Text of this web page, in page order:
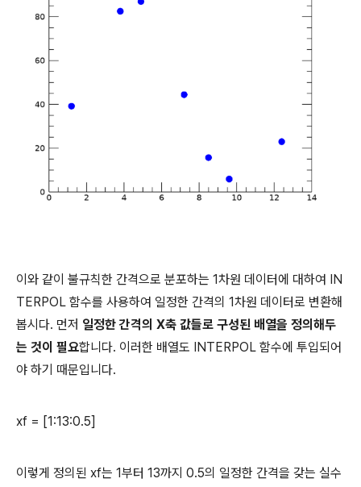
이와 같이 불규칙한 간격으로 분포하는 1차원 데이터에 대하여 IN
TERPOL 함수를 사용하여 일정한 간격의 1차원 데이터로 변환해
봅시다. 먼저 일정한 간격의 X축 값들로 구성된 배열을 정의해두
는 것이 필요합니다. 이러한 배열도 INTERPOL 함수에 투입되어
야 하기 때문입니다.
xf = [1:13:0.5]
이렇게 정의된 xf는 1부터 13까지 0.5의 일정한 간격을 갖는 실수